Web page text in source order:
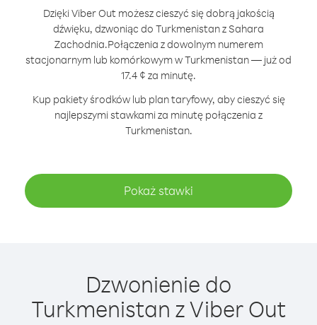
Dzięki Viber Out możesz cieszyć się dobrą jakością
dźwięku, dzwoniąc do Turkmenistan z Sahara
Zachodnia.Połączenia z dowolnym numerem
stacjonarnym lub komórkowym w Turkmenistan — już od
17.4 ¢ za minutę.
Kup pakiety środków lub plan taryfowy, aby cieszyć się
najlepszymi stawkami za minutę połączenia z
Turkmenistan.
Pokaż stawki
Dzwonienie do
Turkmenistan z Viber Out